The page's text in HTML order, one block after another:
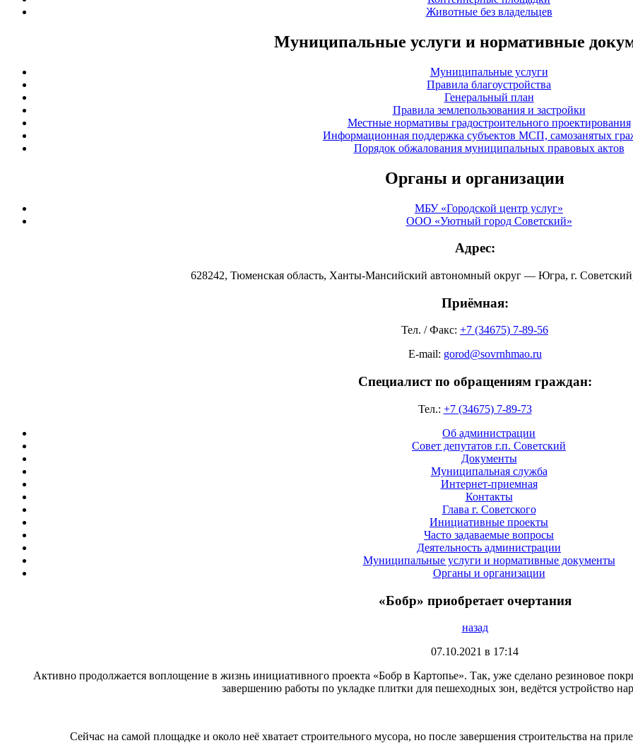
Животные без владельцев
Муниципальные услуги и нормативные
Муниципальные услуги
Правила благоустройства
Генеральный план
Правила землепользования и застройки
Местные нормативы градостроительного проектирования
Информационная поддержка субъектов МСП, самозанятых
Порядок обжалования муниципальных правовых актов
Органы и организации
МБУ «Городской центр услуг»
ООО «Уютный город Советский»
Адрес:
628242, Тюменская область, Ханты-Мансийский автономный округ — Югра, г.
Приёмная:
Тел. / Факс: +7 (34675) 7-89-56
E-mail: gorod@sovrnhmao.ru
Специалист по обращениям граждан:
Тел.: +7 (34675) 7-89-73
Об администрации
Совет депутатов г.п. Советский
Документы
Муниципальная служба
Интернет-приемная
Контакты
Глава г. Советского
Инициативные проекты
Часто задаваемые вопросы
Деятельность администрации
Муниципальные услуги и нормативные документы
Органы и организации
«Бобр» приобретает очертания
назад
07.10.2021 в 17:14
Активно продолжается воплощение в жизнь инициативного проекта «Бобр в Картопье». Так, уже сделано резиновое
завершению работы по укладке плитки для пешеходных зон, ведётся устройство
Сейчас на самой площадке и около неё хватает строительного мусора, но после завершения строительства на